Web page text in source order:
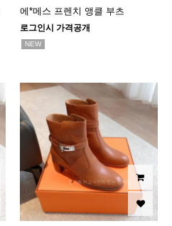
에*메스 프렌치 앵클 부츠
로그인시 가격공개
NEW